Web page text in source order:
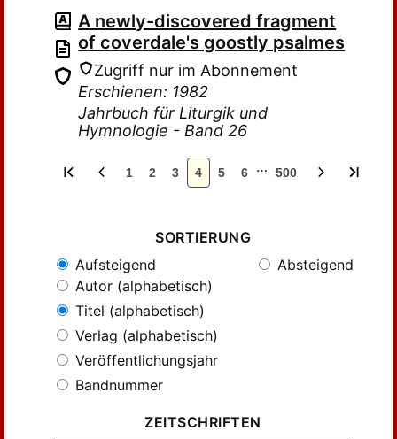
A newly-discovered fragment
of coverdale's goostly psalmes
Zugriff nur im Abonnement
Erschienen: 1982
Jahrbuch für Liturgik und
Hymnologie - Band 26
1 2 3 4 5 6 … 500
SORTIERUNG
Aufsteigend
Absteigend
Autor (alphabetisch)
Titel (alphabetisch)
Verlag (alphabetisch)
Veröffentlichungsjahr
Bandnummer
ZEITSCHRIFTEN